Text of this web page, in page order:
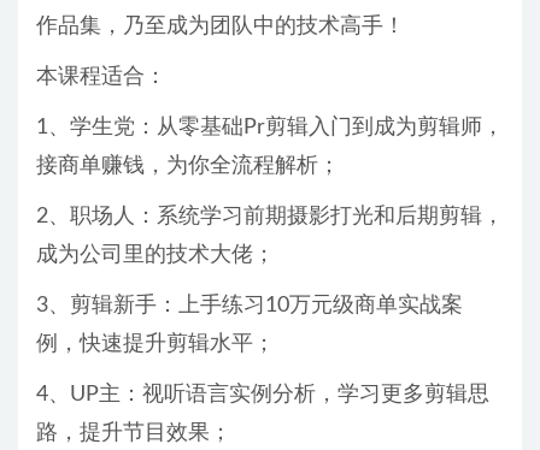
作品集，乃至成为团队中的技术高手！
本课程适合：
1、学生党：从零基础Pr剪辑入门到成为剪辑师，
接商单赚钱，为你全流程解析；
2、职场人：系统学习前期摄影打光和后期剪辑，
成为公司里的技术大佬；
3、剪辑新手：上手练习10万元级商单实战案
例，快速提升剪辑水平；
4、UP主：视听语言实例分析，学习更多剪辑思
路，提升节目效果；